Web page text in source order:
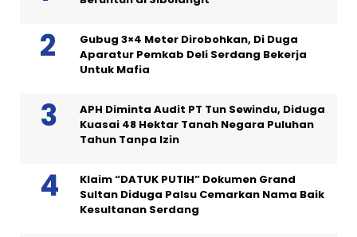
Gubug 3×4 Meter Dirobohkan, Di Duga
Aparatur Pemkab Deli Serdang Bekerja
Untuk Mafia
APH Diminta Audit PT Tun Sewindu, Diduga
Kuasai 48 Hektar Tanah Negara Puluhan
Tahun Tanpa Izin
Klaim “DATUK PUTIH” Dokumen Grand
Sultan Diduga Palsu Cemarkan Nama Baik
Kesultanan Serdang